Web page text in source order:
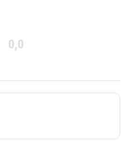
0,0